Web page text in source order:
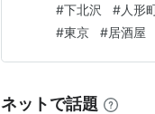
ち着いて食事を
瞬間から感じる
#下北沢 #人形
#東京 #居酒屋
ネットで話題